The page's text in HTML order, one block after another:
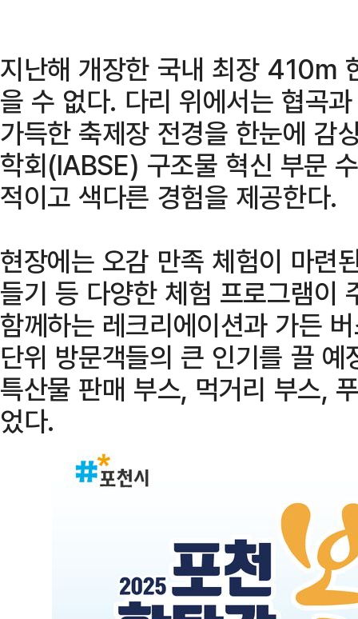
지난해 개장한 국내 최장 410m
을 수 없다. 다리 위에서는 협곡
가득한 축제장 전경을 한눈에 감
학회(IABSE) 구조물 혁신 부문
적이고 색다른 경험을 제공한다.
현장에는 오감 만족 체험이 마련
들기 등 다양한 체험 프로그램이
함께하는 레크리에이션과 가든
단위 방문객들의 큰 인기를 끌
특산물 판매 부스, 먹거리 부스,
었다.